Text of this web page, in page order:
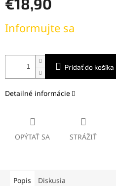
€18,90
cena:
Informujte sa
Pridať do košíka
Detailné informácie
OPÝTAŤ SA STRÁŽIŤ
Popis Diskusia